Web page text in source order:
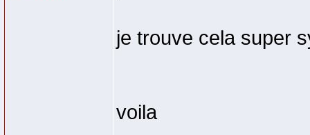
je trouve cela super
voila